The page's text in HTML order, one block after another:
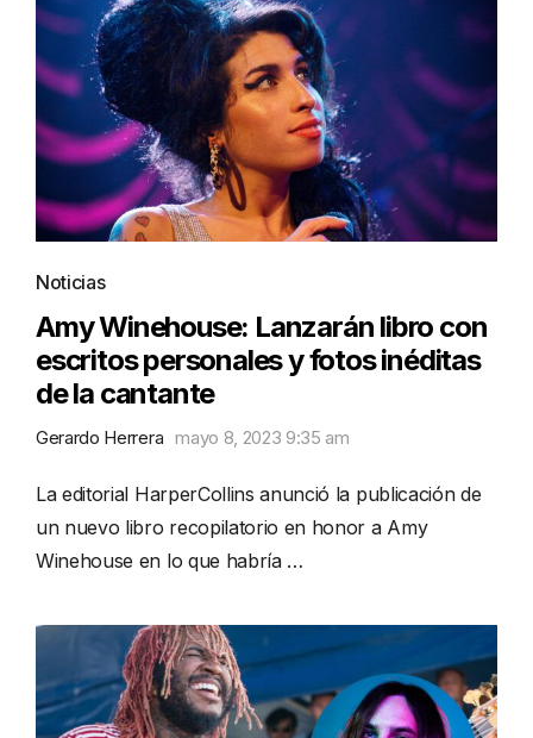
Noticias
Amy Winehouse: Lanzarán libro con
escritos personales y fotos inéditas
de la cantante
Gerardo Herrera mayo 8, 2023 9:35 am
La editorial HarperCollins anunció la publicación de
un nuevo libro recopilatorio en honor a Amy
Winehouse en lo que habría …